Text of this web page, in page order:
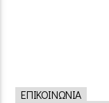
ΕΠΙΚΟΙΝΩΝΊΑ